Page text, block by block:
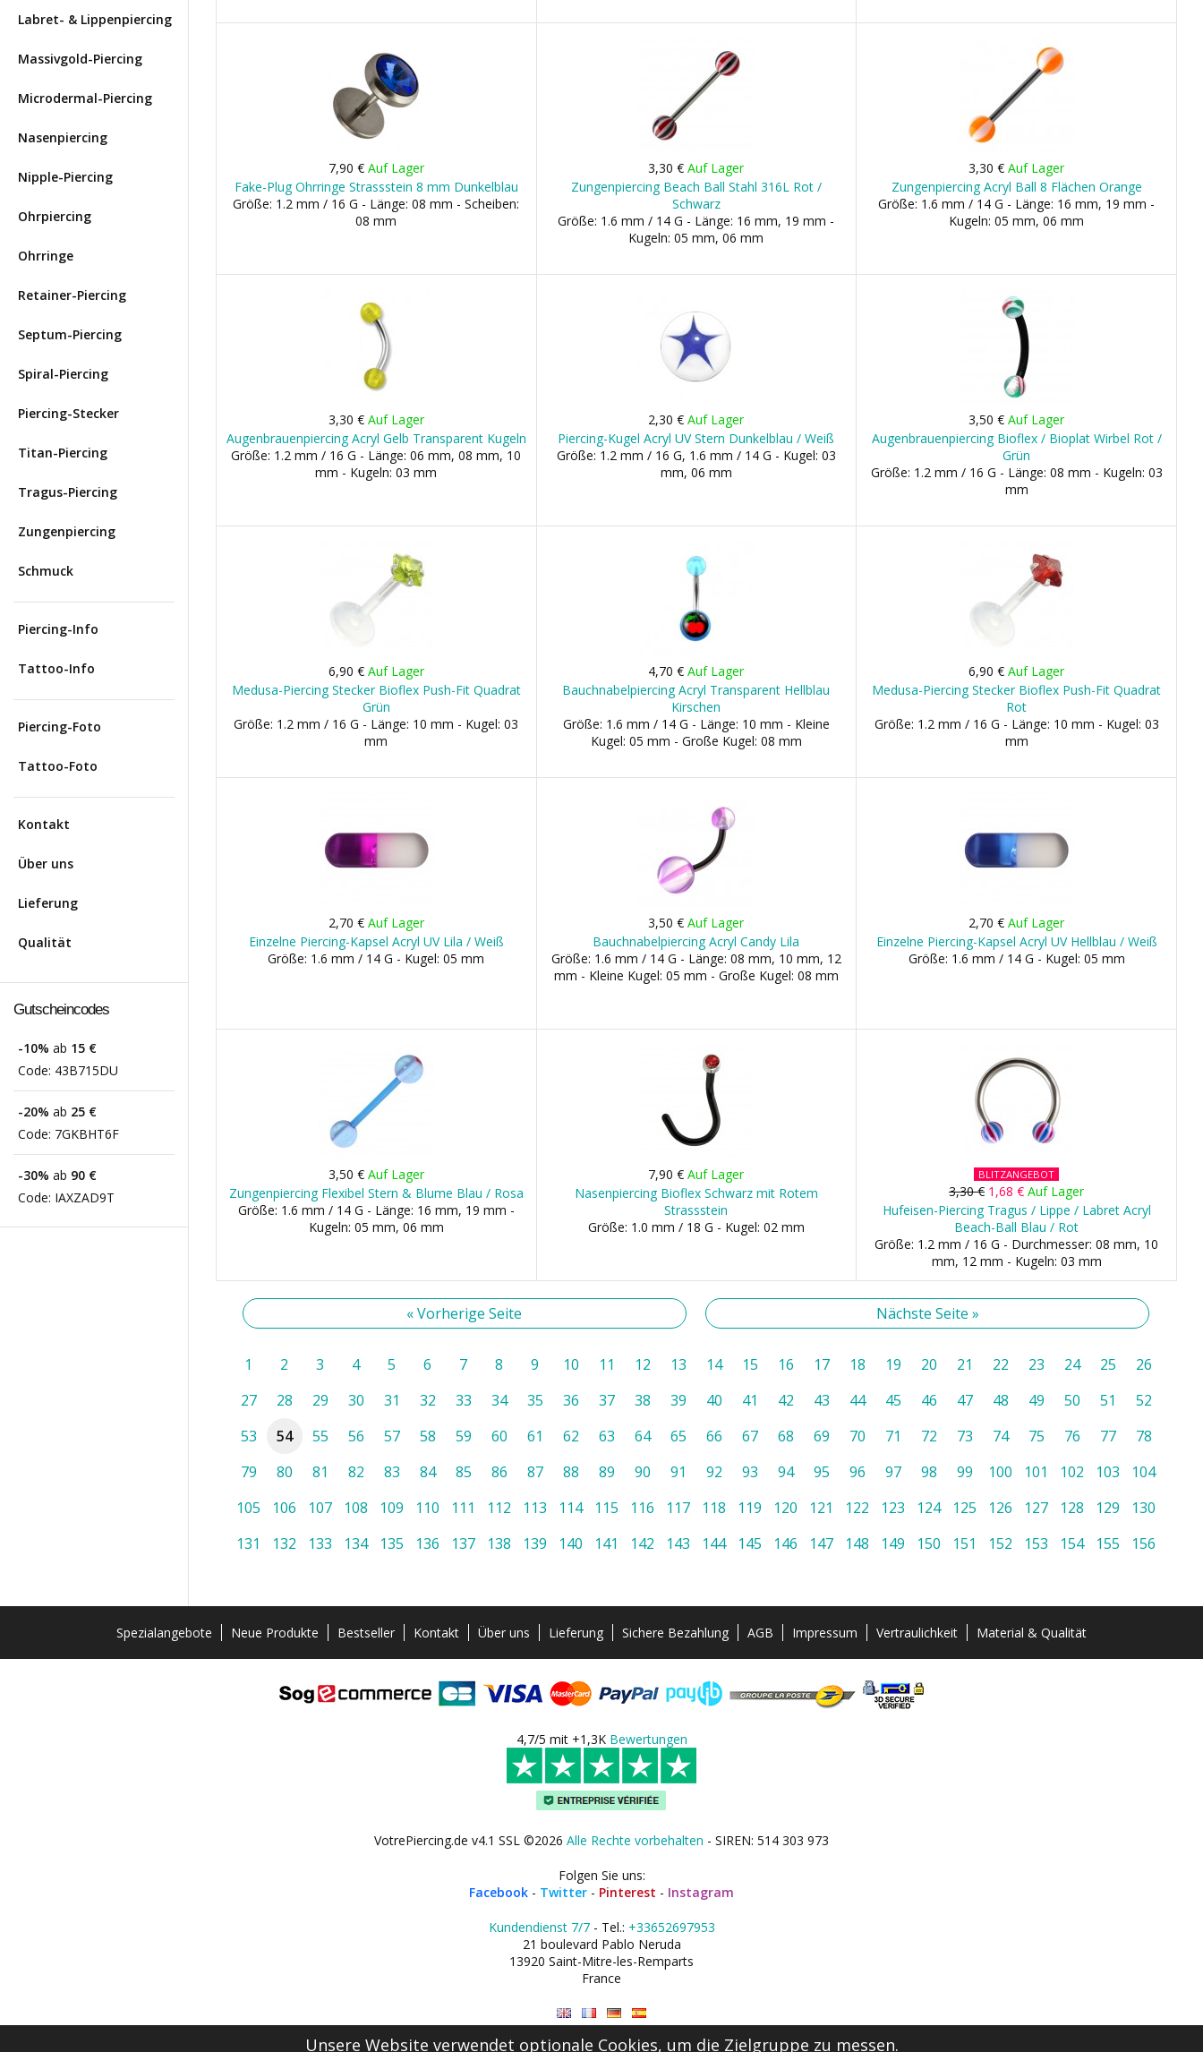
Labret- & Lippenpiercing
Massivgold-Piercing
Microdermal-Piercing
Nasenpiercing
Nipple-Piercing
Ohrpiercing
Ohrringe
Retainer-Piercing
Septum-Piercing
Spiral-Piercing
Piercing-Stecker
Titan-Piercing
Tragus-Piercing
Zungenpiercing
Schmuck
Piercing-Info
Tattoo-Info
Piercing-Foto
Tattoo-Foto
Kontakt
Über uns
Lieferung
Qualität
Gutscheincodes
-10% ab 15 €
Code: 43B715DU
-20% ab 25 €
Code: 7GKBHT6F
-30% ab 90 €
Code: IAXZAD9T
7,90 € Auf Lager
Fake-Plug Ohrringe Strassstein 8 mm Dunkelblau
Größe: 1.2 mm / 16 G - Länge: 08 mm - Scheiben:
08 mm
3,30 €Auf Lager
Zungenpiercing Beach Ball Stahl 316L Rot /
Schwarz
Größe: 1.6 mm / 14 G - Länge: 16 mm, 19 mm -
Kugeln: 05 mm, 06 mm
3,30 €Auf Lager
Zungenpiercing Acryl Ball 8 Flächen Orange
Größe: 1.6 mm / 14 G - Länge: 16 mm, 19 mm -
Kugeln: 05 mm, 06 mm
3,30 € Auf Lager
Augenbrauenpiercing Acryl Gelb Transparent Kugeln
Größe: 1.2 mm / 16 G - Länge: 06 mm, 08 mm, 10
mm - Kugeln: 03 mm
2,30 €Auf Lager
Piercing-Kugel Acryl UV Stern Dunkelblau / Weiß
Größe: 1.2 mm / 16 G, 1.6 mm / 14 G - Kugel: 03
mm, 06 mm
3,50 €Auf Lager
Augenbrauenpiercing Bioflex / Bioplat Wirbel Rot /
Grün
Größe: 1.2 mm / 16 G - Länge: 08 mm - Kugeln: 03
mm
6,90 € Auf Lager
Medusa-Piercing Stecker Bioflex Push-Fit Quadrat
Grün
Größe: 1.2 mm / 16 G - Länge: 10 mm - Kugel: 03
mm
4,70 €Auf Lager
Bauchnabelpiercing Acryl Transparent Hellblau
Kirschen
Größe: 1.6 mm / 14 G - Länge: 10 mm - Kleine
Kugel: 05 mm - Große Kugel: 08 mm
6,90 €Auf Lager
Medusa-Piercing Stecker Bioflex Push-Fit Quadrat
Rot
Größe: 1.2 mm / 16 G - Länge: 10 mm - Kugel: 03
mm
2,70 € Auf Lager
Einzelne Piercing-Kapsel Acryl UV Lila / Weiß
Größe: 1.6 mm / 14 G - Kugel: 05 mm
3,50 €Auf Lager
Bauchnabelpiercing Acryl Candy Lila
Größe: 1.6 mm / 14 G - Länge: 08 mm, 10 mm, 12
mm - Kleine Kugel: 05 mm - Große Kugel: 08 mm
2,70 €Auf Lager
Einzelne Piercing-Kapsel Acryl UV Hellblau / Weiß
Größe: 1.6 mm / 14 G - Kugel: 05 mm
3,50 € Auf Lager
Zungenpiercing Flexibel Stern & Blume Blau / Rosa
Größe: 1.6 mm / 14 G - Länge: 16 mm, 19 mm -
Kugeln: 05 mm, 06 mm
7,90 €Auf Lager
Nasenpiercing Bioflex Schwarz mit Rotem
Strassstein
Größe: 1.0 mm / 18 G - Kugel: 02 mm
BLITZANGEBOT
3,30 € 1,68 € Auf Lager
Hufeisen-Piercing Tragus / Lippe / Labret Acryl
Beach-Ball Blau / Rot
Größe: 1.2 mm / 16 G - Durchmesser: 08 mm, 10
mm, 12 mm - Kugeln: 03 mm
« Vorherige Seite Nächste Seite »
1 2 3 4 5 6 7 8 9 10 11 12 13 14 15 16 17 18 19 20 21 22 23 24 25
26
27
28 29 30 31 32 33 34 35 36 37 38 39 40 41 42 43 44 45 46 47 48 49 50 51
52
53
54 55 56 57 58 59 60 61 62 63 64 65 66 67 68 69 70 71 72 73 74 75 76 77
78
79
80 81 82 83 84 85 86 87 88 89 90 91 92 93 94 95 96 97 98 99 100 101 102 103
104
105
106 107 108 109 110 111 112 113 114 115 116 117 118 119 120 121 122 123 124 125 126 127 128 129
130
131
132 133 134 135 136 137 138 139 140 141 142 143 144 145 146 147 148 149 150 151 152 153 154 155 156
Spezialangebote Neue Produkte Bestseller Kontakt Über uns Lieferung Sichere Bezahlung AGB Impressum Vertraulichkeit Material & Qualität
4,7/5 mit +1,3K Bewertungen
VotrePiercing.de v4.1 SSL ©2026 Alle Rechte vorbehalten - SIREN: 514 303 973
Folgen Sie uns:
Facebook - Twitter - Pinterest - Instagram
Kundendienst 7/7- Tel.: +33652697953
21 boulevard Pablo Neruda
13920 Saint-Mitre-les-Remparts
France
Unsere Website verwendet optionale Cookies, um die Zielgruppe zu messen.